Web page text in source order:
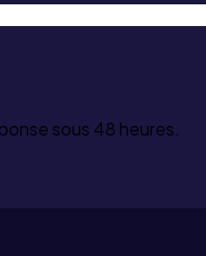
sous 48 heures.